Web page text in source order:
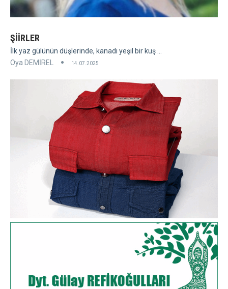
ŞİİRLER
İlk yaz gülünün düşlerinde, kanadı yeşil bir kuş ...
Oya DEMİREL
14.07.2025